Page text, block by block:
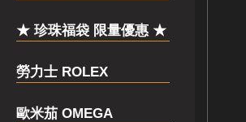
★ 珍珠福袋 限量優惠 ★
勞力士 ROLEX
歐米茄 OMEGA